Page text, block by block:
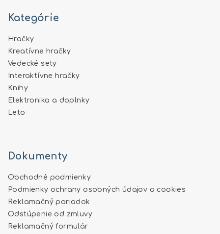
Kategórie
Hračky
Kreatívne hračky
Vedecké sety
Interaktívne hračky
Knihy
Elektronika a doplnky
Leto
Dokumenty
Obchodné podmienky
Podmienky ochrany osobných údajov a cookies
Reklamačný poriadok
Odstúpenie od zmluvy
Reklamačný formulár